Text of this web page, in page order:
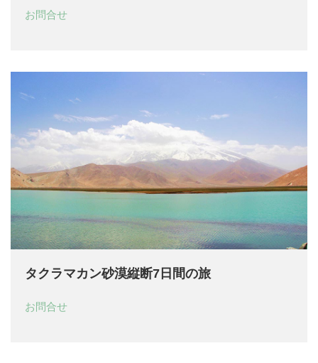
お問合せ
タクラマカン砂漠縦断7日間の旅
お問合せ